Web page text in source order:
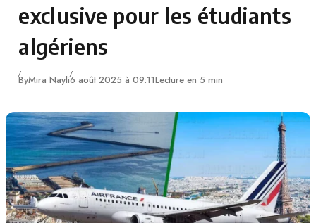
exclusive pour les étudiants
algériens
ByMira Nayli6 août 2025 à 09:11Lecture en 5 min